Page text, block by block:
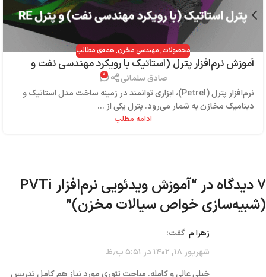
محصولات,مهندسی مخزن,همه‌ی مطالب
آموزش نرم‌افزار پترل (استاتیک با رویکرد مهندسی نفت و
صادق سلمانی ۷
نرم‌افزار پترل (Petrel)، ابزاری توانمند در زمینه ساخت مدل استاتیک و
دینامیک مخازن به شمار می‌رود. پترل یکی از ...
ادامه مطلب
7 دیدگاه در “
آموزش ویدئویی نرم‌افزار PVTi
(شبیه‌سازی خواص سیالات مخزن)”
زهرا م گفت:
شهریور ۱۸, ۱۴۰۲ در ۵:۵۱ ب٫ظ
خیلی عالی و کامله. مباحث تئوری مورد نیاز هم کامل تدریس